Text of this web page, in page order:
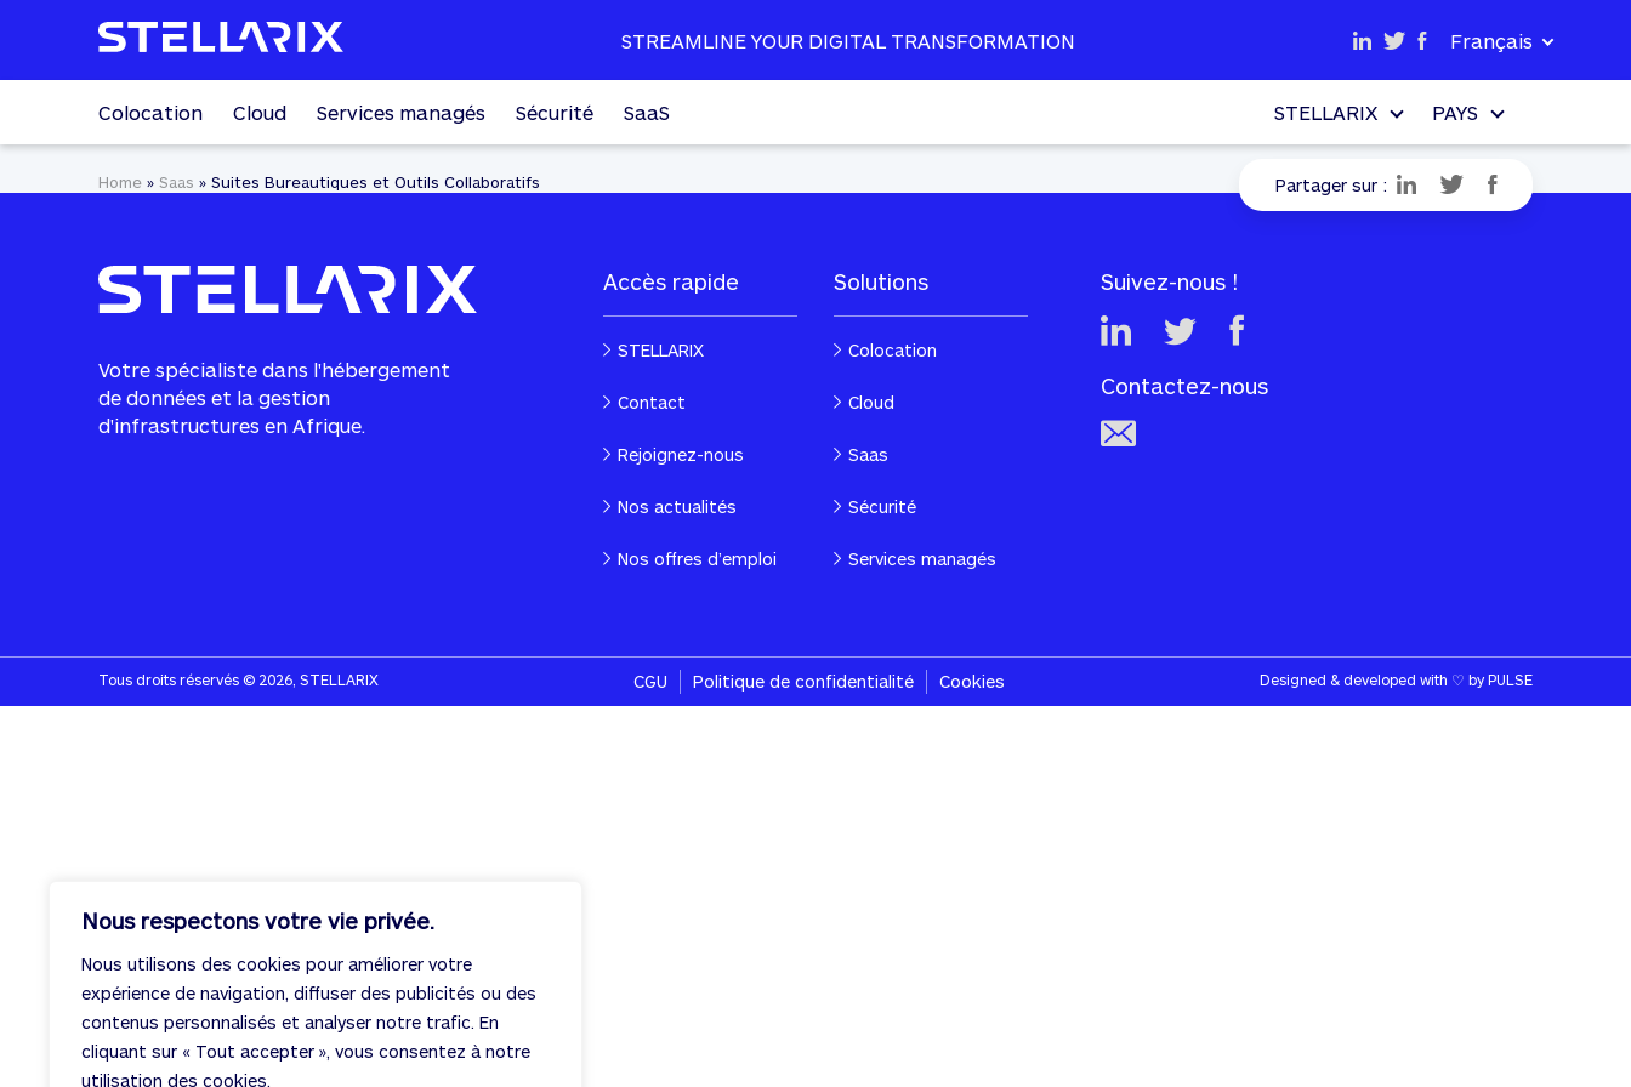
Nous respectons votre vie privée.
Nous utilisons des cookies pour améliorer votre
expérience de navigation, diffuser des publicités ou des
contenus personnalisés et analyser notre trafic. En
cliquant sur « Tout accepter », vous consentez à notre
utilisation des cookies.
STREAMLINE YOUR DIGITAL TRANSFORMATION Français
Colocation Cloud Services managés Sécurité SaaS STELLARIX PAYS
Home» Saas » Suites Bureautiques et Outils Collaboratifs Partager sur :
Votre spécialiste dans l'hébergement
de données et la gestion
d'infrastructures en Afrique.
Accès rapide
STELLARIX
Contact
Rejoignez-nous
Nos actualités
Nos offres d’emploi
Solutions
Colocation
Cloud
Saas
Sécurité
Services managés
Suivez-nous !
Contactez-nous
Tous droits réservés © 2026, STELLARIX CGU Politique de confidentialité Cookies Designed & developed with ♡ byPULSE